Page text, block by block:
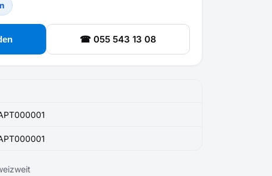
☎ 055 543 13 08